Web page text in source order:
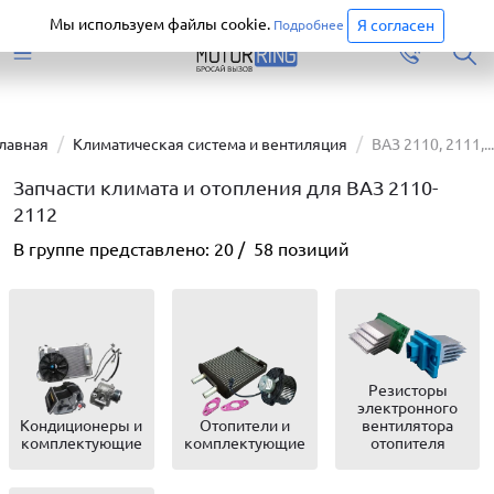
Перейти
Климатическая система и вентиляция ВАЗ 2110, 2111,...
Запчасти климата и отопления для ВАЗ 2110-
2112
В группе представлено: 20 / 58 позиций
Кондиционеры и
комплектующие
Отопители и
комплектующие
Резисторы
электронного
вентилятора
отопителя
Мы используем файлы cookie. Подробнее Я согласен